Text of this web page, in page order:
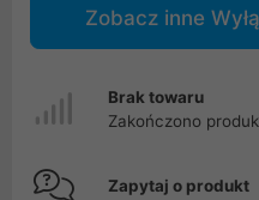
Zobacz inne
Brak towaru
Zakończono
Zapytaj o produkt